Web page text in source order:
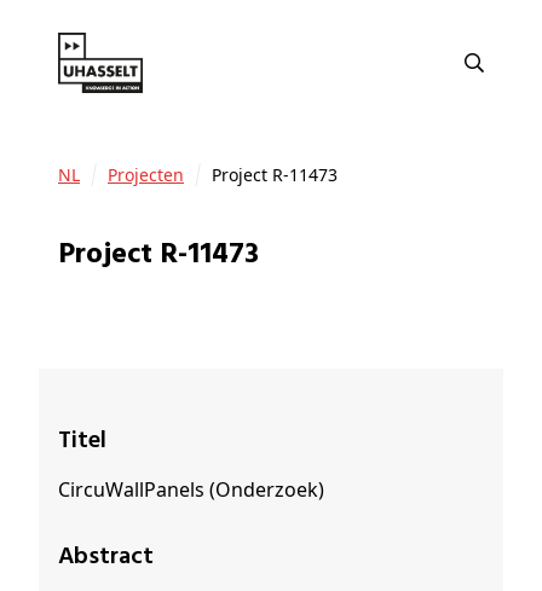
NL Projecten Project R-11473
Project R-11473
Titel
CircuWallPanels (Onderzoek)
Abstract